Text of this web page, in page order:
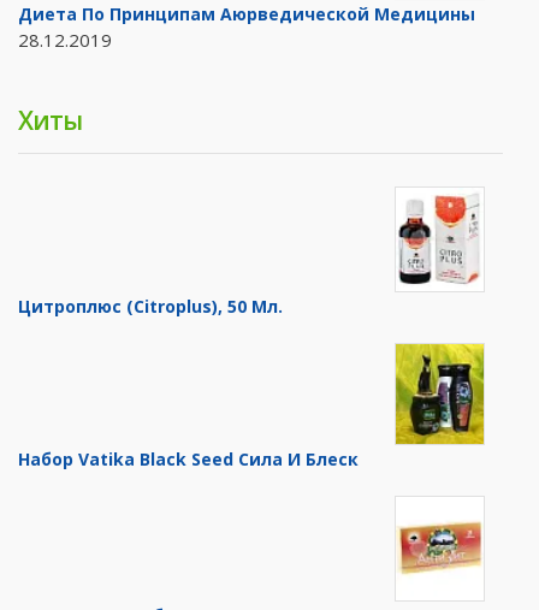
Диета По Принципам Аюрведической Медицины
28.12.2019
Хиты
Цитроплюс (Citroplus), 50 Мл.
Набор Vatika Black Seed Сила И Блеск